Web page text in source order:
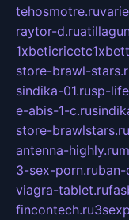
tehosmotre.ru
raytor-d.ru
store-brawl-
sindika-01.rusp-
e-abis-1-c.ru
store-brawlstars.ru
antenna-highly.ru
3-sex-porn.ruban-
viagra-tablet.ru
fincontech.ru